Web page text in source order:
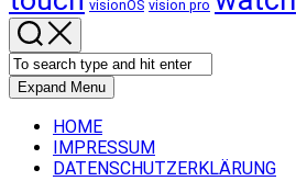
visionOS vision pro
Expand Menu
HOME
IMPRESSUM
DATENSCHUTZERKLÄRUNG